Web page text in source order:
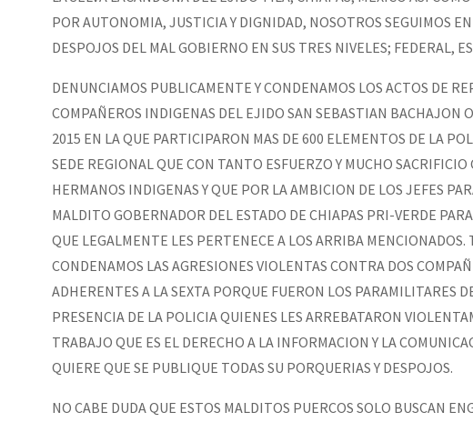
[25 abr – CDMX] Tokín por el CNI: 30 años de Resistencia y Rebeldía
POR AUTONOMIA, JUSTICIA Y DIGNIDAD, NOSOTROS SEGUIMOS
DESPOJOS DEL MAL GOBIERNO EN SUS TRES NIVELES; FEDERAL,
DENUNCIAMOS PUBLICAMENTE Y CONDENAMOS LOS ACTOS DE
COMPAÑEROS INDIGENAS DEL EJIDO SAN SEBASTIAN BACHAJON
2015 EN LA QUE PARTICIPARON MAS DE 600 ELEMENTOS DE LA
SEDE REGIONAL QUE CON TANTO ESFUERZO Y MUCHO
HERMANOS INDIGENAS Y QUE POR LA AMBICION DE LOS JEFES
MALDITO GOBERNADOR DEL ESTADO DE CHIAPAS PRI-VERDE
QUE LEGALMENTE LES PERTENECE A LOS ARRIBA
CONDENAMOS LAS AGRESIONES VIOLENTAS CONTRA DOS
ADHERENTES A LA SEXTA PORQUE FUERON LOS PARAMILITARES
PRESENCIA DE LA POLICIA QUIENES LES ARREBATARON
TRABAJO QUE ES EL DERECHO A LA INFORMACION Y LA
QUIERE QUE SE PUBLIQUE TODAS SU PORQUERIAS Y DESPOJOS.
NO CABE DUDA QUE ESTOS MALDITOS PUERCOS SOLO BUSCAN